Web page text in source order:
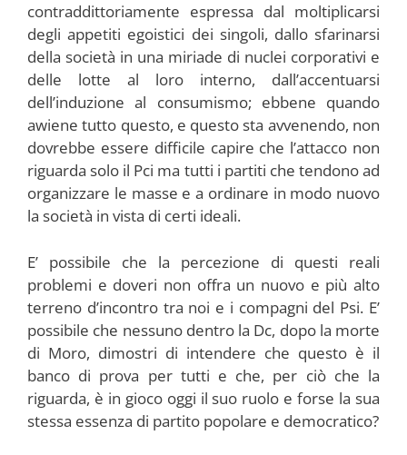
contraddittoriamente espressa dal moltiplicarsi
degli appetiti egoistici dei singoli, dallo sfarinarsi
della società in una miriade di nuclei corporativi e
delle lotte al loro interno, dall’accentuarsi
dell’induzione al consumismo; ebbene quando
awiene tutto questo, e questo sta avvenendo, non
dovrebbe essere difficile capire che l’attacco non
riguarda solo il Pci ma tutti i partiti che tendono ad
organizzare le masse e a ordinare in modo nuovo
la società in vista di certi ideali.
E’ possibile che la percezione di questi reali
problemi e doveri non offra un nuovo e più alto
terreno d’incontro tra noi e i compagni del Psi. E’
possibile che nessuno dentro la Dc, dopo la morte
di Moro, dimostri di intendere che questo è il
banco di prova per tutti e che, per ciò che la
riguarda, è in gioco oggi il suo ruolo e forse la sua
stessa essenza di partito popolare e democratico?